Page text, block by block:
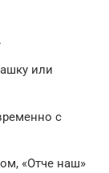
или
с
«Отче наш»